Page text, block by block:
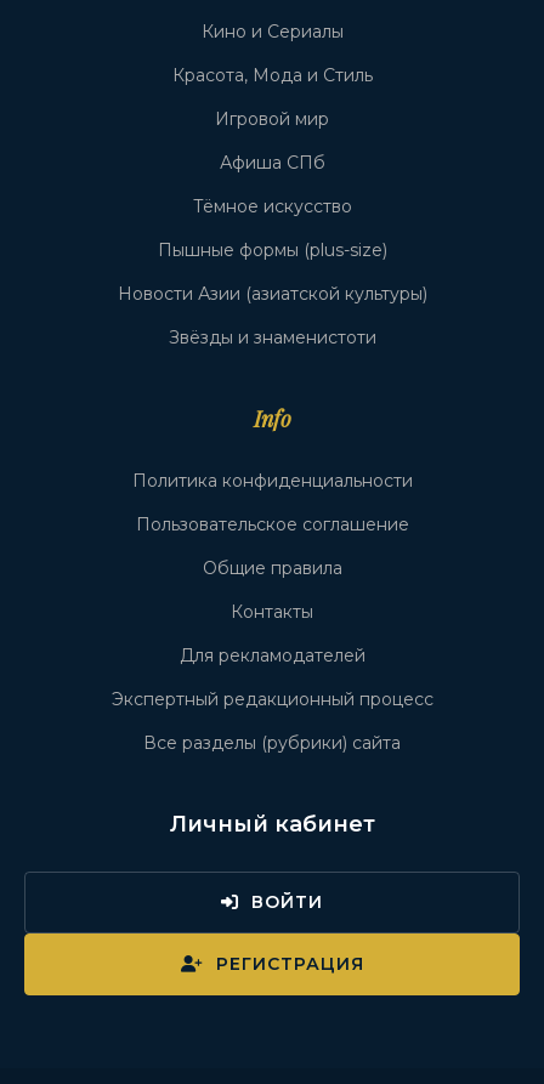
Кино и Сериалы
Красота, Мода и Стиль
Игровой мир
Афиша СПб
Тёмное искусство
Пышные формы (plus-size)
Новости Азии (азиатской культуры)
Звёзды и знаменистоти
Info
Политика конфиденциальности
Пользовательское соглашение
Общие правила
Контакты
Для рекламодателей
Экспертный редакционный процесс
Все разделы (рубрики) сайта
Личный кабинет
ВОЙТИ
РЕГИСТРАЦИЯ